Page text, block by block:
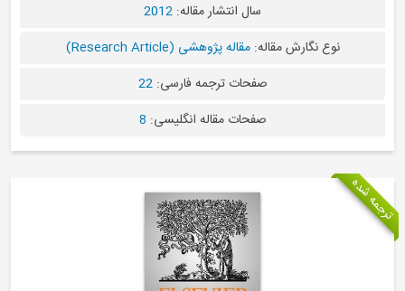
سال انتشار مقاله:2012
نوع نگارش مقاله:مقاله پژوهشی (Research Article)
صفحات ترجمه فارسی:22
صفحات مقاله انگلیسی:8